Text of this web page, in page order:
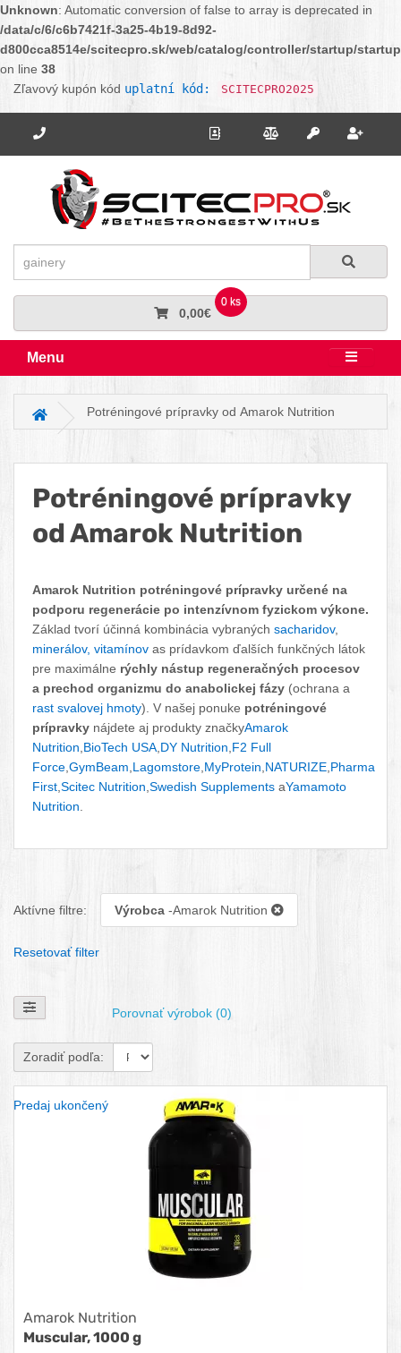
Unknown: Automatic conversion of false to array is deprecated in
/data/c/6/c6b7421f-3a25-4b19-8d92-
d800cca8514e/scitecpro.sk/web/catalog/controller/startup/
on line 38
Zľavový kupón kód uplatní kód: SCITECPRO2025
Potrebujete poradiť? Zavolajte nám. Kontakt Porovnanie
Prihlásiť sa
0 ks
0,00€
Menu
Hlavná stránkaPotréningové prípravky od Amarok Nutrition
Potréningové prípravky
od Amarok Nutrition
Facebook
Twitter
Pinterest
LinkedIn
Tumblr
reddit
Amarok Nutrition potréningové prípravky určené na
podporu regenerácie po intenzívnom fyzickom výkone.
Základ tvorí účinná kombinácia vybraných sacharidov,
minerálov, vitamínov as prídavkom ďalších funkčných látok
pre maximálne rýchly nástup regeneračných procesov
a prechod organizmu do anabolickej fázy (ochrana a
rast svalovej hmoty). V našej ponuke potréningové
prípravky nájdete aj produkty značkyAmarok
Nutrition BioTech USA DY Nutrition F2 Full
Force GymBeam Lagomstore MyProtein NATURIZE Pharma
First Scitec Nutrition Swedish Supplements aYamamoto
Nutrition
Aktívne filtre: Výrobca -Amarok Nutrition
Resetovať filter
Zobraziť filtre Porovnať výrobok (0)
Zoradiť podľa:
Predaj ukončený
Amarok Nutrition
Muscular, 1000 g